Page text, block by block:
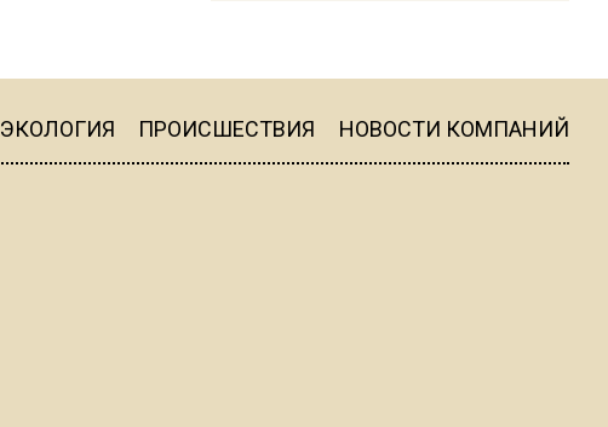
ограничат движение на
ЭКОЛОГИЯ ПРОИСШЕСТВИЯ НОВОСТИ КОМПАНИЙ